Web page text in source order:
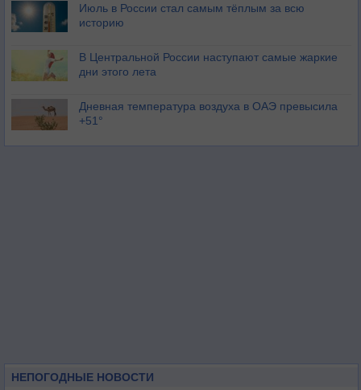
Июль в России стал самым тёплым за всю
историю
В Центральной России наступают самые жаркие
дни этого лета
Дневная температура воздуха в ОАЭ превысила
+51°
НЕПОГОДНЫЕ НОВОСТИ